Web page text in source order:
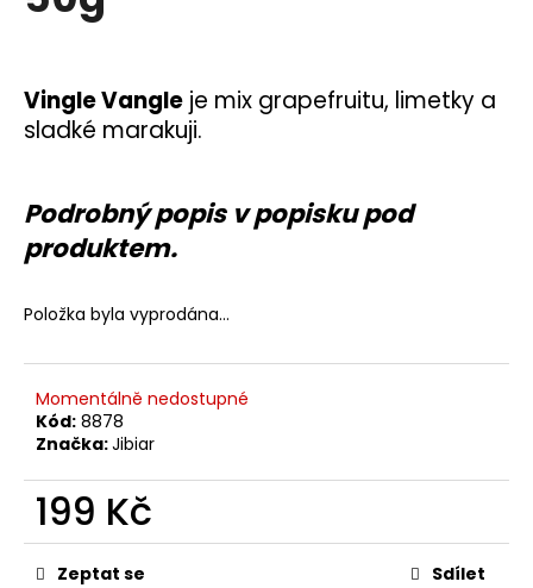
hvězdiček.
Vingle Vangle je mix grapefruitu, limetky a
sladké marakuji.
Podrobný popis v popisku pod
produktem.
Položka byla vyprodána…
Momentálně nedostupné
Kód: 8878
Značka:Jibiar
199 Kč
Měrná
cena:Zeptat se Sdílet
o
p
o
č
u
j
m